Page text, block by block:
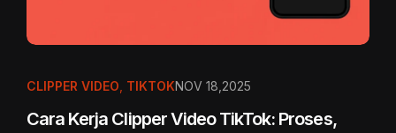
CLIPPER VIDEO TIKTOKNOV 18,2025
Cara Kerja Clipper Video TikTok: Proses,